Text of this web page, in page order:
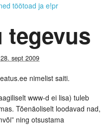
töötoad ja e!pr
tegevus
28. sept 2009
nimelist saiti.
www-d ei lisa) tuleb
Tõenäoliselt loodavad nad,
ning otsustama